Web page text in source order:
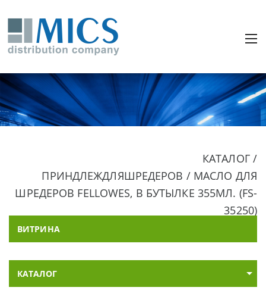
КАТАЛОГ /
ПРИНДЛЕЖДЛЯШРЕДЕРОВ / МАСЛО ДЛЯ
ШРЕДЕРОВ FELLOWES, В БУТЫЛКЕ 355МЛ. (FS-
35250)
ВИТРИНА
КАТАЛОГ